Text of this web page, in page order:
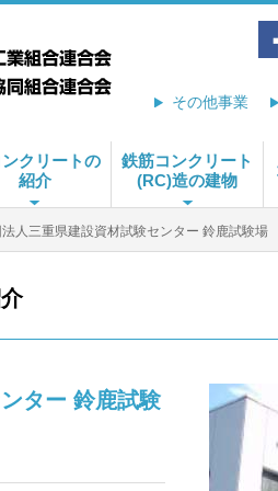
その他事業
クリートの
紹介
鉄筋コンクリート
(RC)造の建物
三重県建設資材試験センター 鈴鹿試験場
ター 鈴鹿試験